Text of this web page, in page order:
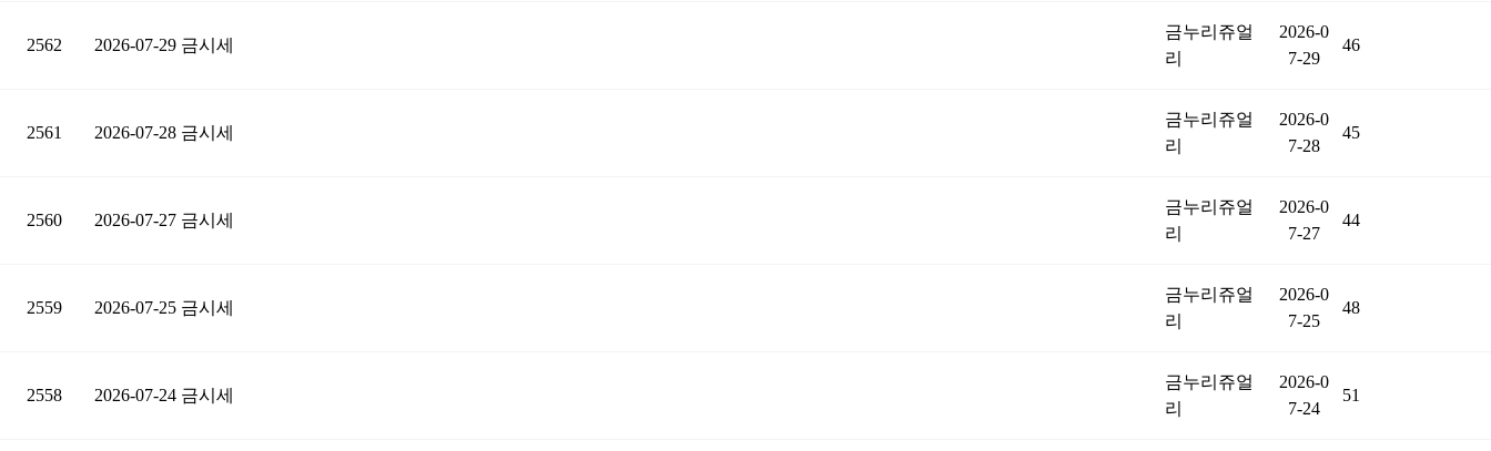
2562 2026-07-29 금시세
금누리쥬얼
리
2026-0
7-29
46
2561 2026-07-28 금시세
금누리쥬얼
리
2026-0
7-28
45
2560 2026-07-27 금시세
금누리쥬얼
리
2026-0
7-27
44
2559 2026-07-25 금시세
금누리쥬얼
리
2026-0
7-25
48
2558 2026-07-24 금시세
금누리쥬얼
리
2026-0
7-24
51